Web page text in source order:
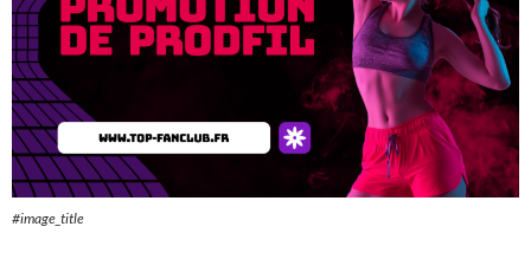
#image_title